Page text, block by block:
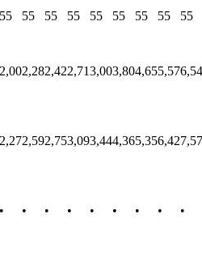
55 55 55 55 55 55 55 55 55
2,002,282,422,713,003,804,655,576,54
2,272,592,753,093,444,365,356,427,57
• • • • • • • • •